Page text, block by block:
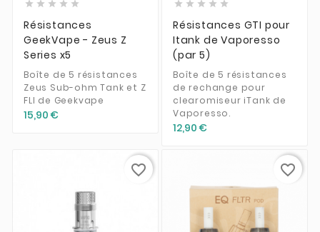
    
Résistances
GeekVape - Zeus Z
Series x5
Boîte de 5 résistances
Zeus Sub-ohm Tank et Z
FLI de Geekvape
15,90 €
    
Résistances GTI pour
Itank de Vaporesso
(par 5)
Boîte de 5 résistances
de rechange pour
clearomiseur iTank de
Vaporesso.
12,90 €
favorite_border favorite_border